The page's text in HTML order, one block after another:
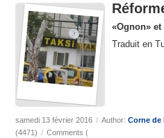
«Ognon»
Traduit en
samedi 13 février 2016 / Author:Corne de
(4471) / Comments (